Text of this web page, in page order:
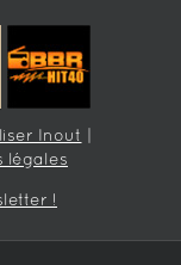
Inout
légales
!